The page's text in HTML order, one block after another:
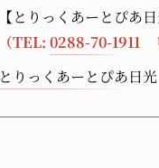
【とりっくあーとぴあ
（TEL: 0288-70-1911
とりっくあーとぴあ日光